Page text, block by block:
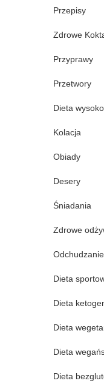
Przepisy
Zdrowe
Przyprawy
Przetwory
Dieta
Kolacja
Obiady
Desery
Śniadania
Zdrowe
Odchudzanie
Dieta
Dieta
Dieta
Dieta
Dieta